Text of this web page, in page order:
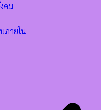
คม
ภายใน